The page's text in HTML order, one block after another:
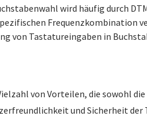
wird häufig durch
Frequenzkombination
von Tastatureingaben in
von Vorteilen, die sowohl
und Sicherheit der